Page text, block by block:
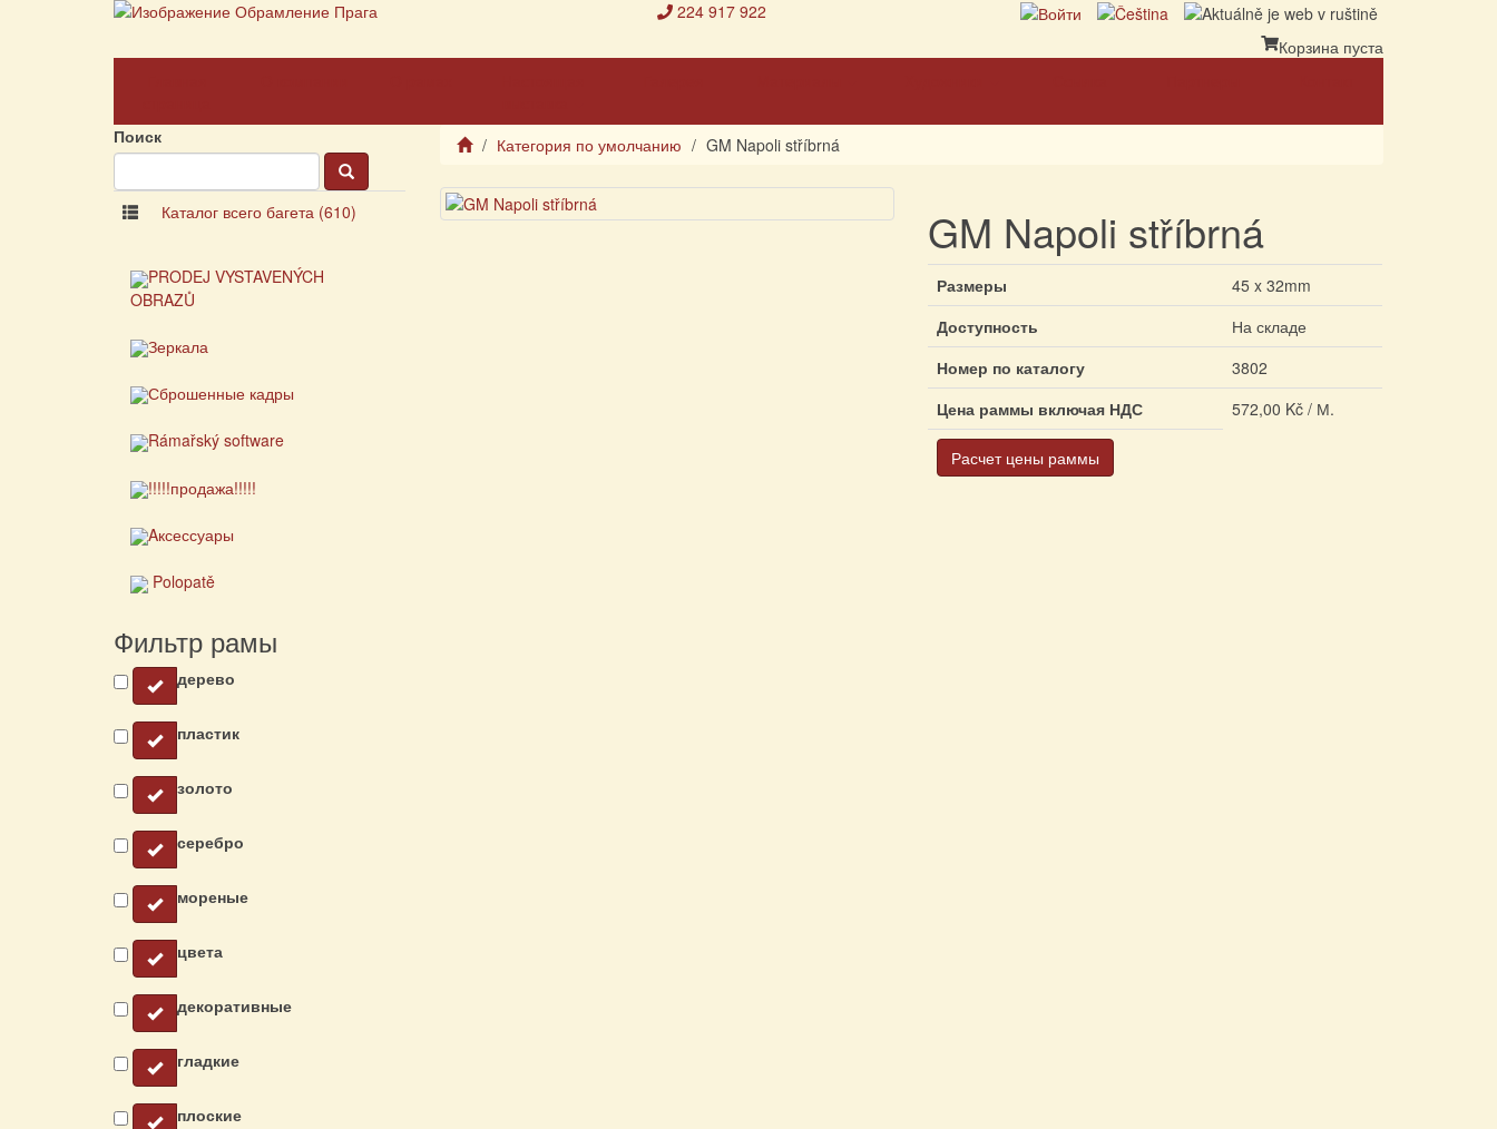
224 917 922
Корзина пуста
Поиск
Каталог всего багета (610)
PRODEJ VYSTAVENÝCH
OBRAZŮ
Зеркала
Сброшенные кадры
Rámařský software
!!!!!продажа!!!!!
Aксессуары
Polopatě
Фильтр рамы
дерево
пластик
золото
серебро
мореные
цвета
декоративные
гладкие
плоские
Категория по умолчанию GM Napoli stříbrná
GM Napoli stříbrná
Размеры
45 x 32mm
Доступность
На складе
Номер по каталогу
3802
Цена раммы включая НДС
572,00 Kč / М.
Расчет цены раммы